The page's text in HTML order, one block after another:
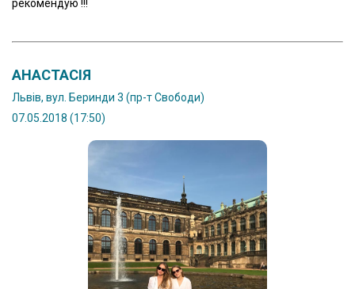
рекомендую !!!
АНАСТАСІЯ
Львів, вул. Беринди 3 (пр-т Свободи)
07.05.2018 (17:50)